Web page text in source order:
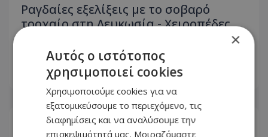
Ραγδαίες εξελίξεις με το σοβαρό
τροχαίο στη Λευκωσία - Χειροπέδες
στην σύζυγο του 27χρονου, κρίσιμες
ώρες για τον 16χρονο
07.08.2026 - 16:46
×
Αυτός ο ιστότοπος
χρησιμοποιεί cookies
Χρησιμοποιούμε cookies για να
εξατομικεύσουμε το περιεχόμενο, τις
διαφημίσεις και να αναλύσουμε την
επισκεψιμότητά μας. Μοιραζόμαστε